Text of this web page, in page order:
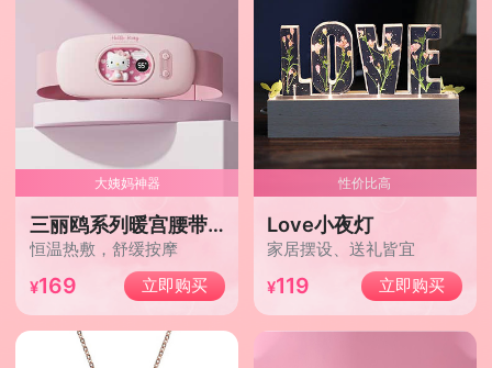
大姨妈神器
三丽鸥系列暖宫腰带按摩仪/凯蒂猫
恒温热敷，舒缓按摩
169 立即购买
性价比高
Love小夜灯
家居摆设、送礼皆宜
119 立即购买